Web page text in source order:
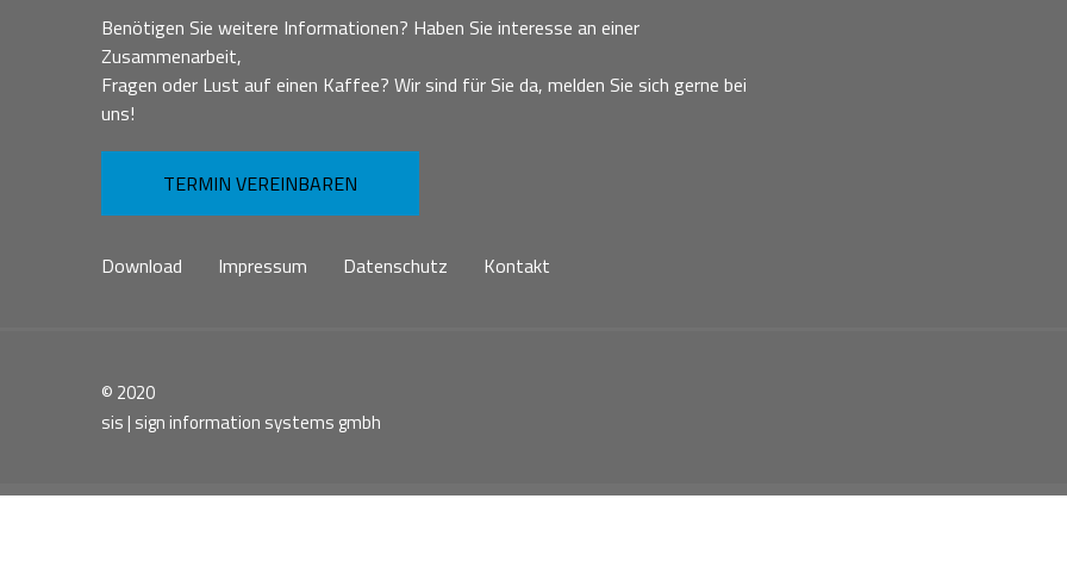
Benötigen Sie weitere Informationen? Haben Sie interesse an einer
Zusammenarbeit,
Fragen oder Lust auf einen Kaffee? Wir sind für Sie da, melden Sie sich gerne bei
uns!
TERMIN VEREINBAREN
Download Impressum Datenschutz Kontakt
© 2020
sis | sign information systems gmbh